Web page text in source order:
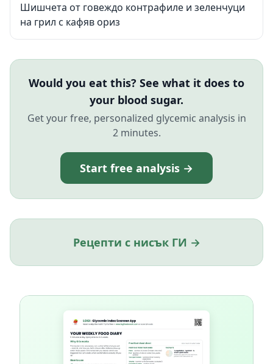
Шишчета от говеждо контрафиле и зеленчуци
на грил с кафяв ориз
Would you eat this? See what it does to
your blood sugar.
Get your free, personalized glycemic analysis in
2 minutes.
Start free analysis →
Рецепти с нисък ГИ →